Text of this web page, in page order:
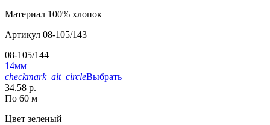
Материал 100% хлопок
Артикул 08-105/143
08-105/144
14мм
checkmark_alt_circleВыбрать
34.58 р.
По 60 м
Цвет зеленый